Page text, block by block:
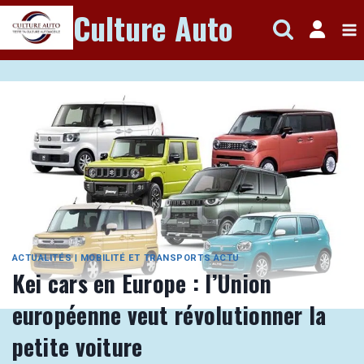
Aller
au
contenu
Culture Auto
ACTUALITÉS| MOBILITÉ ET TRANSPORTS ACTU
Kei cars en Europe : l’Union
européenne veut révolutionner la
petite voiture